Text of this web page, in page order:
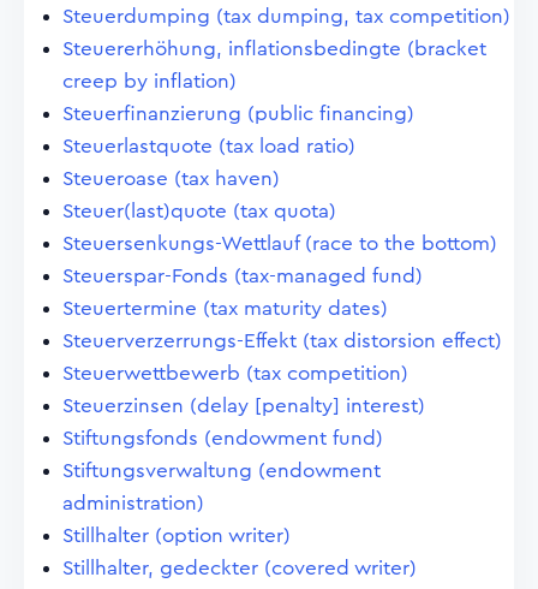
Steuerdumping (tax dumping, tax competition)
Steuererhöhung, inflationsbedingte (bracket
creep by inflation)
Steuerfinanzierung (public financing)
Steuerlastquote (tax load ratio)
Steueroase (tax haven)
Steuer(last)quote (tax quota)
Steuersenkungs-Wettlauf (race to the bottom)
Steuerspar-Fonds (tax-managed fund)
Steuertermine (tax maturity dates)
Steuerverzerrungs-Effekt (tax distorsion effect)
Steuerwettbewerb (tax competition)
Steuerzinsen (delay [penalty] interest)
Stiftungsfonds (endowment fund)
Stiftungsverwaltung (endowment
administration)
Stillhalter (option writer)
Stillhalter, gedeckter (covered writer)